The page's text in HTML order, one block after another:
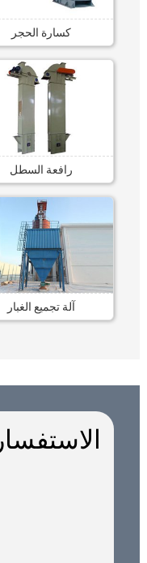
كسارة الحجر
رافعة السطل
آلة تجميع الغبار
الاستفسار